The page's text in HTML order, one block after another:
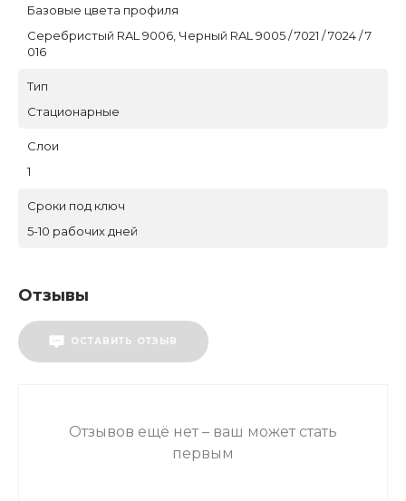
Базовые цвета профиля
Серебристый RAL 9006, Черный RAL 9005 / 7021 / 7024 / 7
016
Тип
Стационарные
Слои
1
Сроки под ключ
5-10 рабочих дней
Отзывы
ОСТАВИТЬ ОТЗЫВ
Отзывов ещё нет – ваш может стать
первым